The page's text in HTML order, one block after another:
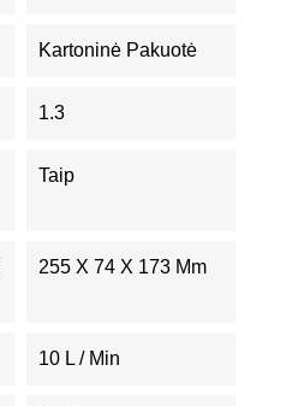
Kartoninė Pakuotė
1.3
Taip
255 X 74 X 173 Mm
10 L / Min